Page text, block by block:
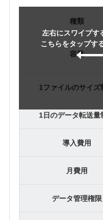
左右にスワイプす
こちらをタップす
種類
容量
1ファイルのサイズ
1日のデータ転送量
導入費用
月費用
データ管理権限